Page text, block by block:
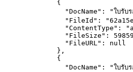
{
"DocName" : "ใบรับ
"FileId" : "
"ContentType" : "
"FileSize" : 59859
"FileURL" : null
},
{
"DocName" : "ใบรับ